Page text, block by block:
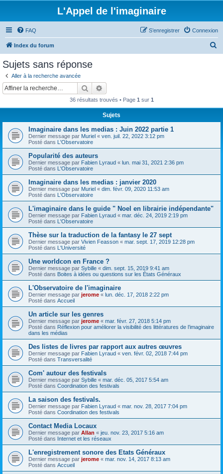
L'Appel de l'imaginaire
FAQ Connexion
S’enregistrer
Index du forum
Sujets sans réponse
Aller à la recherche avancée
Rechercher
36 résultats trouvés • Page 1 sur 1
Sujets
Imaginaire dans les medias : Juin 2022 partie 1
Dernier message par Muriel « ven. juil. 22, 2022 3:12 pm
Posté dans L'Observatoire
Popularité des auteurs
Dernier message par Fabien Lyraud « lun. mai 31, 2021 2:36 pm
Posté dans L'Observatoire
Imaginaire dans les medias : janvier 2020
Dernier message par Muriel « dim. févr. 09, 2020 11:53 am
Posté dans L'Observatoire
L'imaginaire dans le guide " Noel en librairie indépendante"
Dernier message par Fabien Lyraud « mar. déc. 24, 2019 2:19 pm
Posté dans L'Observatoire
Thèse sur la traduction de la fantasy le 27 sept
Dernier message par Vivien Feasson « mar. sept. 17, 2019 12:28 pm
Posté dans L'Université
Une worldcon en France ?
Dernier message par Sybille « dim. sept. 15, 2019 9:41 am
Posté dans Boites à idées ou questions sur les États Généraux
L'Observatoire de l'imaginaire
Dernier message par jerome « lun. déc. 17, 2018 2:22 pm
Posté dans Accueil
Un article sur les genres
Dernier message par jerome « mar. févr. 27, 2018 5:14 pm
Posté dans Réflexion pour améliorer la visibilité des littératures de l’imaginaire
dans les médias
Des listes de livres par rapport aux autres œuvres
Dernier message par Fabien Lyraud « ven. févr. 02, 2018 7:44 pm
Posté dans Transversalité
Com' autour des festivals
Dernier message par Sybille « mar. déc. 05, 2017 5:54 am
Posté dans Coordination des festivals
La saison des festivals.
Dernier message par Fabien Lyraud « mar. nov. 28, 2017 7:04 pm
Posté dans Coordination des festivals
Contact Media Locaux
Dernier message par Allan « jeu. nov. 23, 2017 5:16 am
Posté dans Internet et les réseaux
L'enregistrement sonore des Etats Généraux
Dernier message par jerome « mar. nov. 14, 2017 8:13 am
Posté dans Accueil